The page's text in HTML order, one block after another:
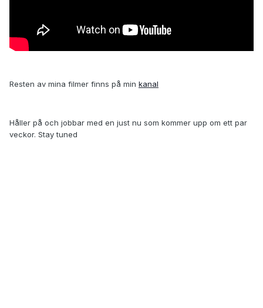
Resten av mina filmer finns på min kanal
Håller på och jobbar med en just nu som kommer upp om ett par
veckor. Stay tuned